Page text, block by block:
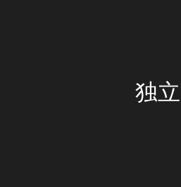
独立